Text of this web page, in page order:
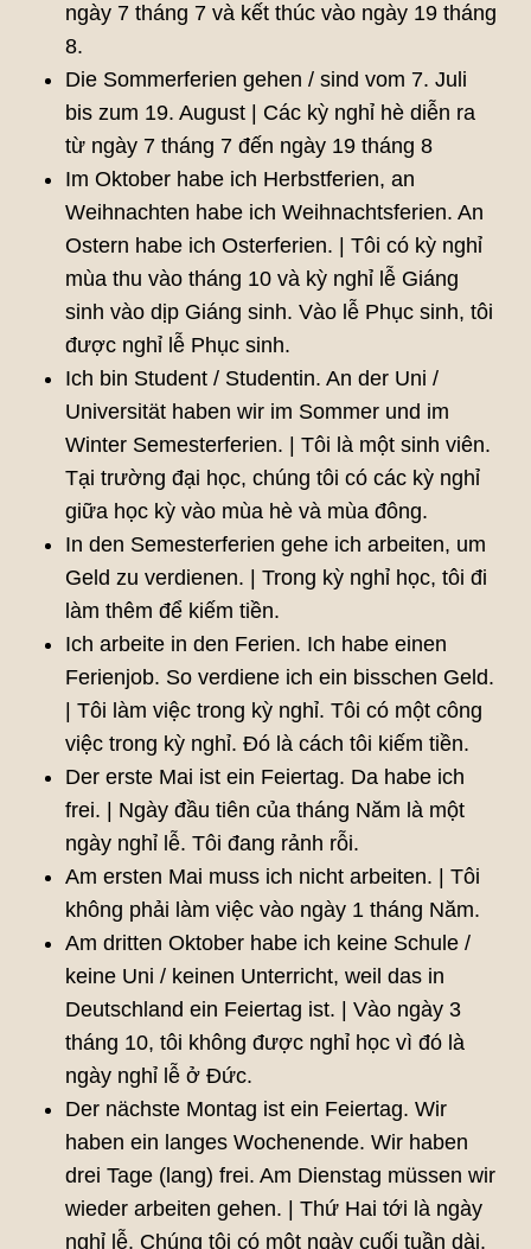
ngày 7 tháng 7 và kết thúc vào ngày 19 tháng
8.
Die Sommerferien gehen / sind vom 7. Juli
bis zum 19. August | Các kỳ nghỉ hè diễn ra
từ ngày 7 tháng 7 đến ngày 19 tháng 8
Im Oktober habe ich Herbstferien, an
Weihnachten habe ich Weihnachtsferien. An
Ostern habe ich Osterferien. | Tôi có kỳ nghỉ
mùa thu vào tháng 10 và kỳ nghỉ lễ Giáng
sinh vào dịp Giáng sinh. Vào lễ Phục sinh, tôi
được nghỉ lễ Phục sinh.
Ich bin Student / Studentin. An der Uni /
Universität haben wir im Sommer und im
Winter Semesterferien. | Tôi là một sinh viên.
Tại trường đại học, chúng tôi có các kỳ nghỉ
giữa học kỳ vào mùa hè và mùa đông.
In den Semesterferien gehe ich arbeiten, um
Geld zu verdienen. | Trong kỳ nghỉ học, tôi đi
làm thêm để kiếm tiền.
Ich arbeite in den Ferien. Ich habe einen
Ferienjob. So verdiene ich ein bisschen Geld.
| Tôi làm việc trong kỳ nghỉ. Tôi có một công
việc trong kỳ nghỉ. Đó là cách tôi kiếm tiền.
Der erste Mai ist ein Feiertag. Da habe ich
frei. | Ngày đầu tiên của tháng Năm là một
ngày nghỉ lễ. Tôi đang rảnh rỗi.
Am ersten Mai muss ich nicht arbeiten. | Tôi
không phải làm việc vào ngày 1 tháng Năm.
Am dritten Oktober habe ich keine Schule /
keine Uni / keinen Unterricht, weil das in
Deutschland ein Feiertag ist. | Vào ngày 3
tháng 10, tôi không được nghỉ học vì đó là
ngày nghỉ lễ ở Đức.
Der nächste Montag ist ein Feiertag. Wir
haben ein langes Wochenende. Wir haben
drei Tage (lang) frei. Am Dienstag müssen wir
wieder arbeiten gehen. | Thứ Hai tới là ngày
nghỉ lễ. Chúng tôi có một ngày cuối tuần dài.